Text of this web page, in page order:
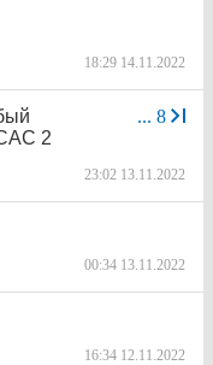
18:29 14.11.2022
... 8
2
23:02 13.11.2022
00:34 13.11.2022
16:34 12.11.2022